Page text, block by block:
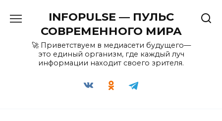
содержанию
INFOPULSE — ПУЛЬС
СОВРЕМЕННОГО МИРА
🚀 Приветствуем в медиасети будущего—
это единый организм, где каждый луч
информации находит своего зрителя.